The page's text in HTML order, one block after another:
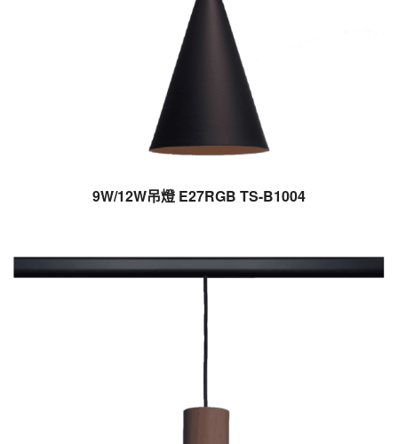
9W/12W吊燈 E27RGB TS-B1004